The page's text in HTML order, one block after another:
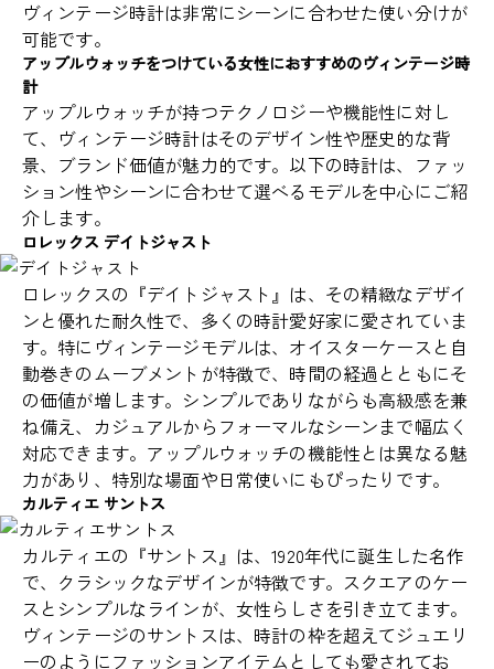
ヴィンテージ時計は非常にシーンに合わせた使い分けが
可能です。
アップルウォッチをつけている女性におすすめのヴィンテージ時
計
アップルウォッチが持つテクノロジーや機能性に対し
て、ヴィンテージ時計はそのデザイン性や歴史的な背
景、ブランド価値が魅力的です。以下の時計は、ファッ
ション性やシーンに合わせて選べるモデルを中心にご紹
介します。
ロレックス デイトジャスト
ロレックスの『デイトジャスト』は、その精緻なデザイ
ンと優れた耐久性で、多くの時計愛好家に愛されていま
す。特にヴィンテージモデルは、オイスターケースと自
動巻きのムーブメントが特徴で、時間の経過とともにそ
の価値が増します。シンプルでありながらも高級感を兼
ね備え、カジュアルからフォーマルなシーンまで幅広く
対応できます。アップルウォッチの機能性とは異なる魅
力があり、特別な場面や日常使いにもぴったりです。
カルティエ サントス
カルティエの『サントス』は、1920年代に誕生した名作
で、クラシックなデザインが特徴です。スクエアのケー
スとシンプルなラインが、女性らしさを引き立てます。
ヴィンテージのサントスは、時計の枠を超えてジュエリ
ーのようにファッションアイテムとしても愛されてお